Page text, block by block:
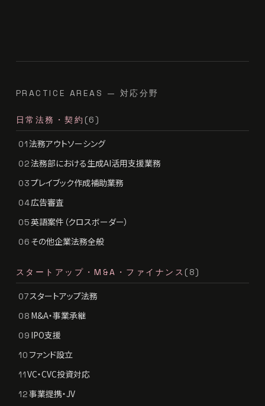
PRACTICE AREAS — 対応分野
日常法務・契約 (6)
01法務アウトソーシング
02法務部における生成AI活用支援業務
03プレイブック作成補助業務
04広告審査
05英語案件（クロスボーダー）
06 その他企業法務全般
スタートアップ・M&A・ファイナンス (8)
07スタートアップ法務
08 M&A・事業承継
09 IPO支援
10 ファンド設立
11VC・CVC投資対応
12事業提携・JV